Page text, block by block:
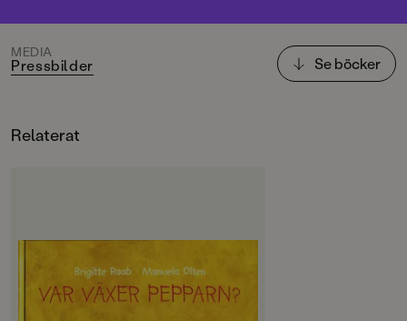
MEDIA
Pressbilder Se böcker
Relaterat